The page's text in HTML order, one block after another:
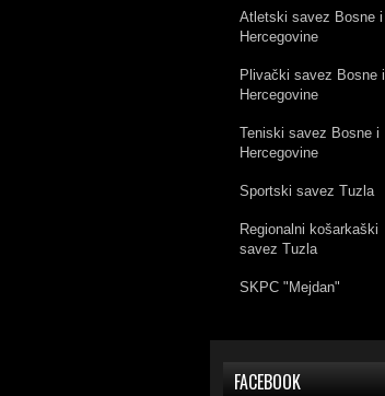
Atletski savez Bosne i
Hercegovine
Plivački savez Bosne i
Hercegovine
Teniski savez Bosne i
Hercegovine
Sportski savez Tuzla
Regionalni košarkaški
savez Tuzla
SKPC "Mejdan"
FACEBOOK